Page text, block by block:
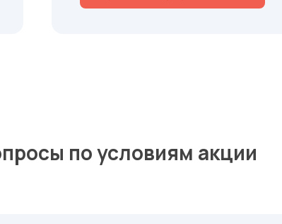
по условиям акции